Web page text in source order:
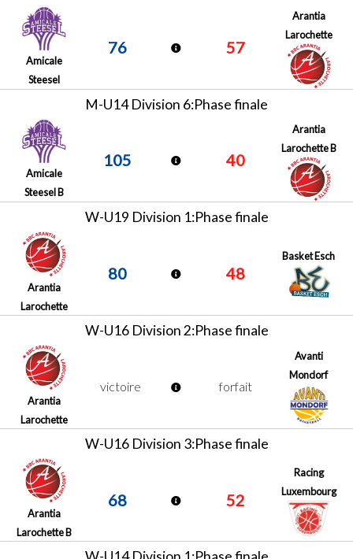
Amicale
Steesel
76 57
Arantia
Larochette
M-U14 Division 6:Phase finale
Amicale
Steesel B
105 40
Arantia
Larochette B
W-U19 Division 1:Phase finale
Arantia
Larochette
80 48
Basket Esch
W-U16 Division 2:Phase finale
Arantia
Larochette
victoire forfait
Avanti
Mondorf
W-U16 Division 3:Phase finale
Arantia
Larochette B
68 52
Racing
Luxembourg